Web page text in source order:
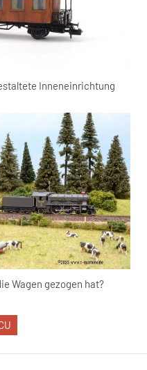
Inneneinrichtung
Wagen gezogen hat?